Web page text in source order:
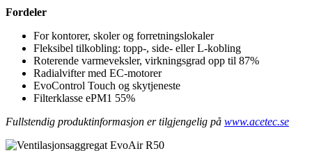
Fordeler
For kontorer, skoler og forretningslokaler
Fleksibel tilkobling: topp-, side- eller L-kobling
Roterende varmeveksler, virkningsgrad opp til 87%
Radialvifter med EC-motorer
EvoControl Touch og skytjeneste
Filterklasse ePM1 55%
Fullstendig produktinformasjon er tilgjengelig på www.acetec.se